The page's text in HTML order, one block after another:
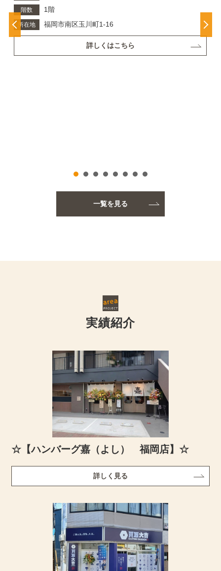
階数 1階
所在地 福岡市南区玉川町1-16
詳しくはこちら
一覧を見る
実績紹介
☆【ハンバーグ嘉（よし） 福岡店】☆
詳しく見る